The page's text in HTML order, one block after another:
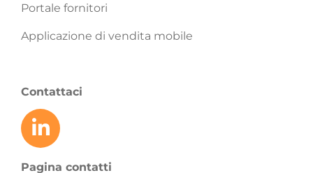
Portale fornitori
Applicazione di vendita mobile
Contattaci
Pagina contatti